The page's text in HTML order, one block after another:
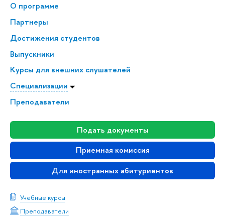
О программе
Партнеры
Достижения студентов
Выпускники
Курсы для внешних слушателей
Специализации
Преподаватели
Подать документы
Приемная комиссия
Для иностранных абитуриентов
Учебные курсы
Преподаватели